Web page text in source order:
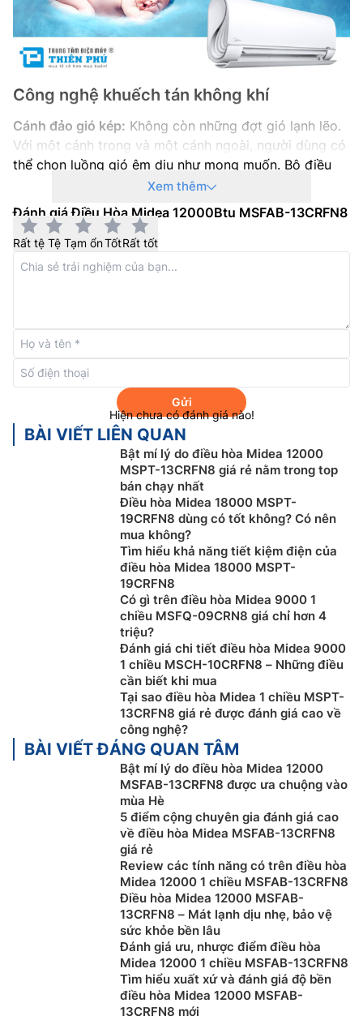
Nơi sản xuất: –
Hãng sản xuất: Midea
Công nghệ khuếch tán không khí
Cánh đảo gió kép: Không còn những đợt gió lạnh lẽo.
Với một cánh trong và một cánh ngoài, người dùng có
thể chọn luồng gió êm dịu như mong muốn. Bộ điều
hướng, chuyển hướng và phân tán luồng khí lạnh, cho
phép đa dạng mức độ êm dịu của việc làm lạnh.
Ma trận lỗ li ti:
Tất cả 7.928 lỗ li ti trên hai cánh điều
hướng được thiết kế để không khí đang lưu thông
thành hàng ngàn dãy khí lạnh di chuyển theo tất cả
Thiết kế đồng hồ cát: Mỗi lỗ li ti có cấu trúc dạng
đồng hồ cát làm phân tán và trộn khí lạnh đi qua cánh
điều hòaáp suất và sau đó hạ áp suất.
Mỗi lỗ li ti ở những phương hướng và kích cỡ khác
nhau, đảm bảo hiệu quả khuếch tán không khí bình
thường, tránh tình trạng đọng nước trên bộ điều
Tiết kiệm năng lượng
Hiệu suất làm lạnh A+++ theo tiêu chuẩn Châu Âu.
Chế độ iECO tiêu thụ năng lượng cực thấp trong 8
tiếng đêm. Nhờ vào điều khiển thuật toán thông minh
từ vi mạch của bộ đảo pha, máyđiều hòa Midea
12000btu MSFAB-13CRFN8 có thể làm việc một cách
ổn định ở tần suất cực thấp lên đến 8 giờ. Với tỷ lệ
SEER cao tới 8.5, bạn có thể yên tâm với hiệu suất
năng lượng tuyệt vời của hệ thống giữ khí.
Xem thêm
Đánh giá Điều Hòa Midea 12000Btu MSFAB-13CRFN8
Rất tệ Tệ Tạm ổnTốtRất tốt
Gửi
Hiện chưa có đánh giá nào!
BÀI VIẾT LIÊN QUAN
Bật mí lý do điều hòa Midea 12000
MSPT-13CRFN8 giá rẻ nằm trong top
bán chạy nhất
Điều hòa Midea 18000 MSPT-
19CRFN8 dùng có tốt không? Có nên
mua không?
Tìm hiểu khả năng tiết kiệm điện của
điều hòa Midea 18000 MSPT-
19CRFN8
Có gì trên điều hòa Midea 9000 1
chiều MSFQ-09CRN8 giá chỉ hơn 4
triệu?
Đánh giá chi tiết điều hòa Midea 9000
1 chiều MSCH-10CRFN8 – Những điều
cần biết khi mua
Tại sao điều hòa Midea 1 chiều MSPT-
13CRFN8 giá rẻ được đánh giá cao về
công nghệ?
BÀI VIẾT ĐÁNG QUAN TÂM
Bật mí lý do điều hòa Midea 12000
MSFAB-13CRFN8 được ưa chuộng vào
mùa Hè
5 điểm cộng chuyên gia đánh giá cao
về điều hòa Midea MSFAB-13CRFN8
giá rẻ
Review các tính năng có trên điều hòa
Midea 12000 1 chiều MSFAB-13CRFN8
Điều hòa Midea 12000 MSFAB-
13CRFN8 – Mát lạnh dịu nhẹ, bảo vệ
sức khỏe bền lâu
Đánh giá ưu, nhược điểm điều hòa
Midea 12000 1 chiều MSFAB-13CRFN8
Tìm hiểu xuất xứ và đánh giá độ bền
điều hòa Midea 12000 MSFAB-
13CRFN8 mới